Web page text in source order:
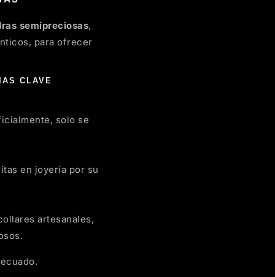
semipreciosas,
para ofrecer
CLAVE
solo se
en joyería por su
artesanales,